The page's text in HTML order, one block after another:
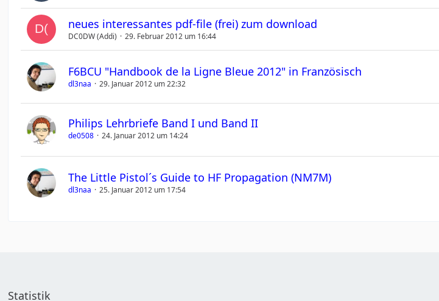
neues interessantes pdf-file (frei) zum download
DC0DW (Addi) 29. Februar 2012 um 16:44
F6BCU "Handbook de la Ligne Bleue 2012" in Französisch
dl3naa 29. Januar 2012 um 22:32
Philips Lehrbriefe Band I und Band II
de0508 24. Januar 2012 um 14:24
The Little Pistol´s Guide to HF Propagation (NM7M)
dl3naa 25. Januar 2012 um 17:54
Statistik